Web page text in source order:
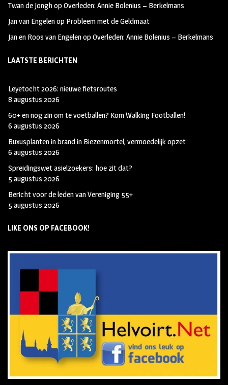
Twan de JonghopOverleden: Annie Bolenius – Berkelmans
Jan van Engelenop Probleem met de Geldmaat
Jan en Roos van EngelenopOverleden: Annie Bolenius – Berkelmans
LAATSTE BERICHTEN
Leyetocht 2026: nieuwe fietsroutes
8 augustus 2026
60+ en nog zin om te voetballen? Kom Walking Footballen!
6 augustus 2026
Buxusplanten in brand in Biezenmortel, vermoedelijk opzet
6 augustus 2026
Spreidingswet asielzoekers: hoe zit dat?
5 augustus 2026
Bericht voor de leden van Vereniging 55+
5 augustus 2026
LIKE ONS OP FACEBOOK!